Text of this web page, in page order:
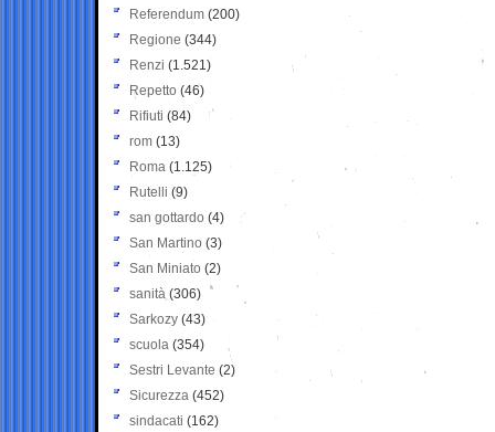
Referendum (200)
Regione (344)
Renzi (1.521)
Repetto (46)
Rifiuti (84)
rom (13)
Roma (1.125)
Rutelli (9)
san gottardo (4)
San Martino (3)
San Miniato (2)
sanità (306)
Sarkozy (43)
scuola (354)
Sestri Levante (2)
Sicurezza (452)
sindacati (162)